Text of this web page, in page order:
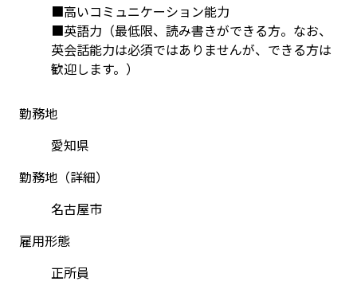
■高いコミュニケーション能力
■英語力（最低限、読み書きができる方。なお、
英会話能力は必須ではありませんが、できる方は
歓迎します。）
勤務地
愛知県
勤務地（詳細）
名古屋市
雇用形態
正所員